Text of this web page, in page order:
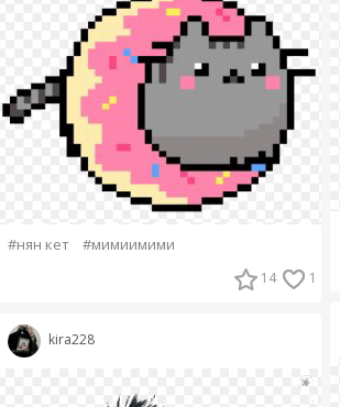
#нян кет #мимиимими
14 1
kira228